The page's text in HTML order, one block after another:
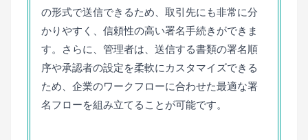
の形式で送信できるため、取引先にも非常に分
かりやすく、信頼性の高い署名手続きができま
す。さらに、管理者は、送信する書類の署名順
序や承認者の設定を柔軟にカスタマイズできる
ため、企業のワークフローに合わせた最適な署
名フローを組み立てることが可能です。